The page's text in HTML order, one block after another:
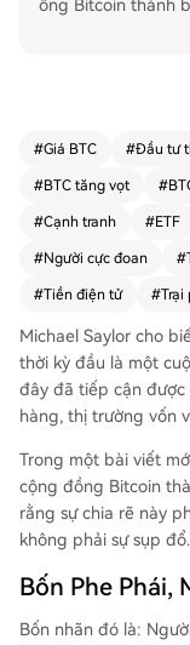
ồng Bitcoin thành
g sự khác biệt này
u sụp đổ. Mỗi nhóm có quan điểm riêng về cách
Bitcoin nên phát
ch hợp sâu vào
hay tập trung cải
nguyên tắc phi tập trung
ận rằng Bitcoin có
ase layer) trong
các sản phẩm tài
ó. Bài viết của
oStrategy vừa thực
kể từ năm 2022,
ỏi đặt ra là liệu
h cãi nội bộ này
sinh thái Bitcoin.
#Giá BTC #Đầu tư
#BTC tăng vọt #
#Cạnh tranh #ETF
#Người cực đoan #
#Tiền điện tử #Trại
Michael Saylor cho
thời kỳ đầu là một
đây đã tiếp cận được
hàng, thị trường vốn
Trong một bài viết
cộng đồng Bitcoin
rằng sự chia rẽ này
không phải sự sụp đổ.
Bốn Phe Phái,
Bốn nhãn đó là: